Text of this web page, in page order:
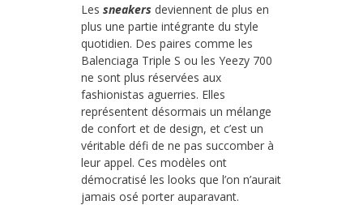
Les sneakers deviennent de plus en
plus une partie intégrante du style
quotidien. Des paires comme les
Balenciaga Triple S ou les Yeezy 700
ne sont plus réservées aux
fashionistas aguerries. Elles
représentent désormais un mélange
de confort et de design, et c’est un
véritable défi de ne pas succomber à
leur appel. Ces modèles ont
démocratisé les looks que l’on n’aurait
jamais osé porter auparavant.